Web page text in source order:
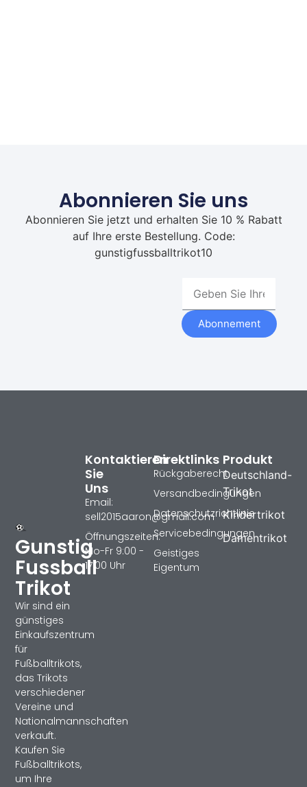
Abonnieren Sie uns
Abonnieren Sie jetzt und erhalten Sie 10 % Rabatt
auf Ihre erste Bestellung. Code:
gunstigfussballtrikot10
Abonnement
Gunstig
Fussball
Trikot
Wir sind ein
günstiges
Einkaufszentrum
für
Fußballtrikots,
das Trikots
verschiedener
Vereine und
Nationalmannschaften
verkauft.
Kaufen Sie
Fußballtrikots,
um Ihre
Produkt
Deutschland-
Trikot
Kindertrikot
Damentrikot
Direktlinks
Rückgaberecht
Versandbedingungen
Datenschutzrichtlinie
Servicebedingungen
Geistiges
Eigentum
Kontaktieren
Sie
Uns
Email:
sell2015aaron@gmail.com
Öffnungszeiten:
Mo-Fr 9:00 -
17:00 Uhr